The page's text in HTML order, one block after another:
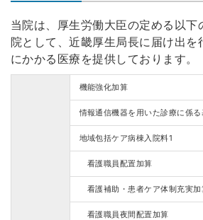
当院は、厚生労働大臣の定める以下
院として、近畿厚生局長に届け出を
にかかる医療を提供しております。
機能強化加算
情報通信機器を用いた診療に係る
地域包括ケア病棟入院料1
看護職員配置加算
看護補助・患者ケア体制充実加
看護職員夜間配置加算